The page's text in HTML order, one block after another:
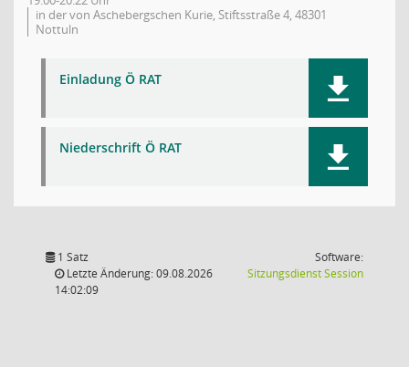
in der von Aschebergschen Kurie, Stiftsstraße 4, 48301
Nottuln
Einladung Ö RAT
Niederschrift Ö RAT
1 Satz
Letzte Änderung: 09.08.2026
14:02:09
Software:
SitzungsdienstSession(Wird in